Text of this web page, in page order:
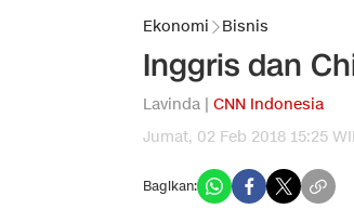
Ekonomi Bisnis
Inggris dan
Lavinda | CNN Indonesia
Jumat, 02 Feb 2018 15:25
Bagikan: